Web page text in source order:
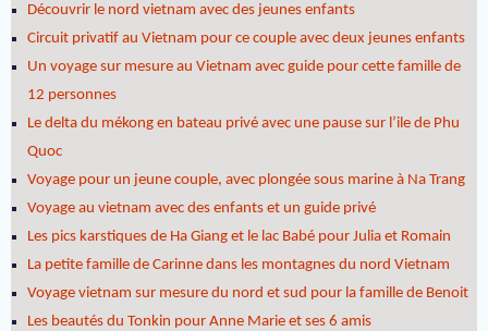
Découvrir le nord vietnam avec des jeunes enfants
Circuit privatif au Vietnam pour ce couple avec deux jeunes enfants
Un voyage sur mesure au Vietnam avec guide pour cette famille de
12 personnes
Le delta du mékong en bateau privé avec une pause sur l’ile de Phu
Quoc
Voyage pour un jeune couple, avec plongée sous marine à Na Trang
Voyage au vietnam avec des enfants et un guide privé
Les pics karstiques de Ha Giang et le lac Babé pour Julia et Romain
La petite famille de Carinne dans les montagnes du nord Vietnam
Voyage vietnam sur mesure du nord et sud pour la famille de Benoit
Les beautés du Tonkin pour Anne Marie et ses 6 amis